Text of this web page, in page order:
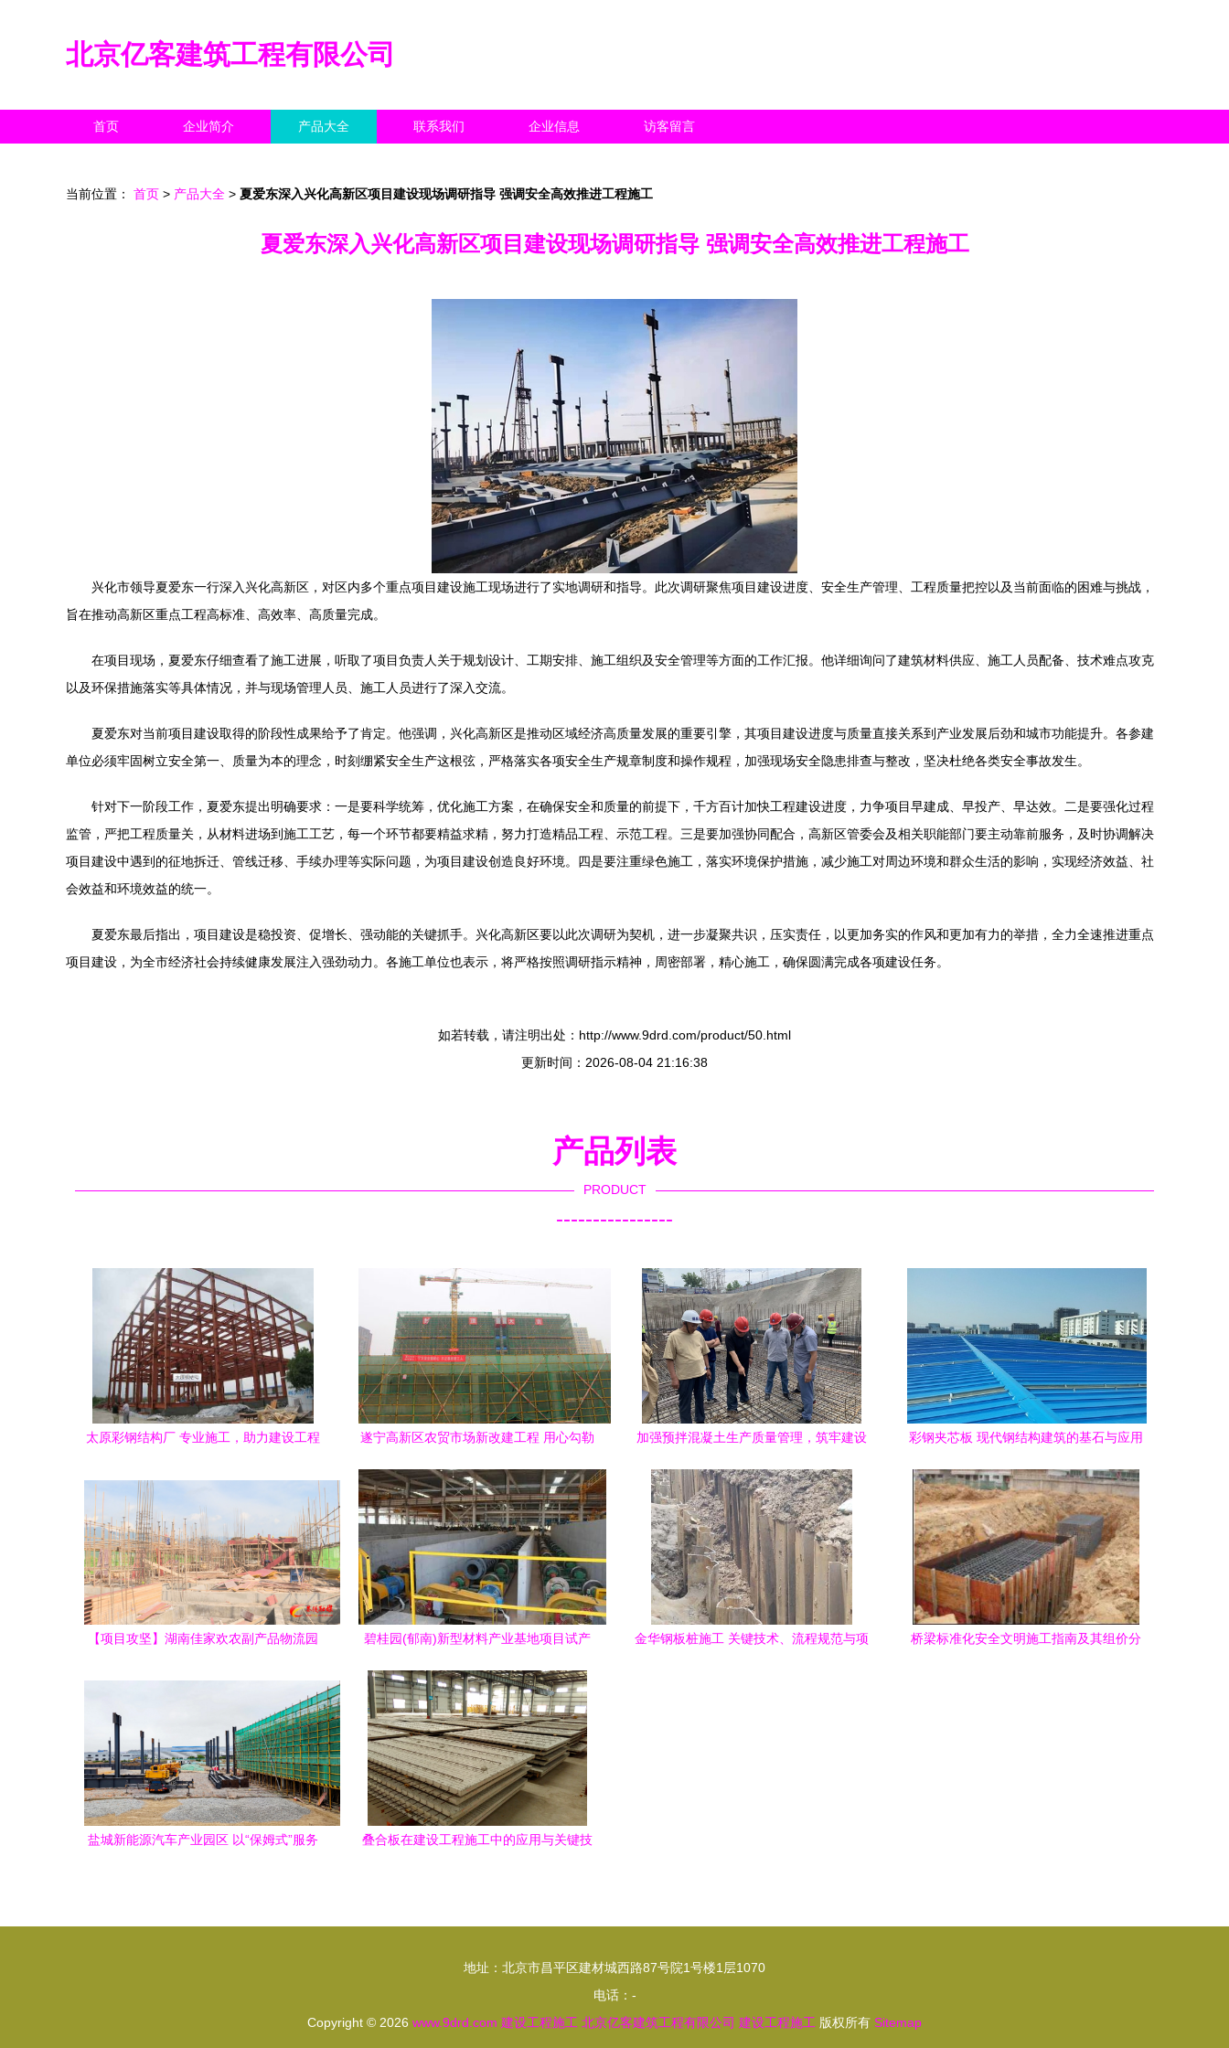
北京亿客建筑工程有限公司
首页 企业简介 产品大全 联系我们 企业信息 访客留言
当前位置： 首页 > 产品大全 > 夏爱东深入兴化高新区项目建设现场调研指导 强调安全高效推进工程施工
夏爱东深入兴化高新区项目建设现场调研指导 强调安全高效推进工程施工
兴化市领导夏爱东一行深入兴化高新区，对区内多个重点项目建设施工现场进行了实地调研和指导。此次调研聚焦项目建设进度、安全生产管理、工程质量把控以及当前面临的困难与挑战，
旨在推动高新区重点工程高标准、高效率、高质量完成。
在项目现场，夏爱东仔细查看了施工进展，听取了项目负责人关于规划设计、工期安排、施工组织及安全管理等方面的工作汇报。他详细询问了建筑材料供应、施工人员配备、技术难点攻克
以及环保措施落实等具体情况，并与现场管理人员、施工人员进行了深入交流。
夏爱东对当前项目建设取得的阶段性成果给予了肯定。他强调，兴化高新区是推动区域经济高质量发展的重要引擎，其项目建设进度与质量直接关系到产业发展后劲和城市功能提升。各参建
单位必须牢固树立安全第一、质量为本的理念，时刻绷紧安全生产这根弦，严格落实各项安全生产规章制度和操作规程，加强现场安全隐患排查与整改，坚决杜绝各类安全事故发生。
针对下一阶段工作，夏爱东提出明确要求：一是要科学统筹，优化施工方案，在确保安全和质量的前提下，千方百计加快工程建设进度，力争项目早建成、早投产、早达效。二是要强化过程
监管，严把工程质量关，从材料进场到施工工艺，每一个环节都要精益求精，努力打造精品工程、示范工程。三是要加强协同配合，高新区管委会及相关职能部门要主动靠前服务，及时协调解决
项目建设中遇到的征地拆迁、管线迁移、手续办理等实际问题，为项目建设创造良好环境。四是要注重绿色施工，落实环境保护措施，减少施工对周边环境和群众生活的影响，实现经济效益、社
会效益和环境效益的统一。
夏爱东最后指出，项目建设是稳投资、促增长、强动能的关键抓手。兴化高新区要以此次调研为契机，进一步凝聚共识，压实责任，以更加务实的作风和更加有力的举措，全力全速推进重点
项目建设，为全市经济社会持续健康发展注入强劲动力。各施工单位也表示，将严格按照调研指示精神，周密部署，精心施工，确保圆满完成各项建设任务。
如若转载，请注明出处：http://www.9drd.com/product/50.html
更新时间：2026-08-04 21:16:38
产品列表
PRODUCT
----------------
太原彩钢结构厂 专业施工，助力建设工程
遂宁高新区农贸市场新改建工程 用心勾勒
加强预拌混凝土生产质量管理，筑牢建设
彩钢夹芯板 现代钢结构建筑的基石与应用
【项目攻坚】湖南佳家欢农副产品物流园
碧桂园(郁南)新型材料产业基地项目试产
金华钢板桩施工 关键技术、流程规范与项
桥梁标准化安全文明施工指南及其组价分
盐城新能源汽车产业园区 以“保姆式”服务
叠合板在建设工程施工中的应用与关键技
地址：北京市昌平区建材城西路87号院1号楼1层1070
电话：-
Copyright © 2026 www.9drd.com 建设工程施工 北京亿客建筑工程有限公司 建设工程施工 版权所有 Sitemap